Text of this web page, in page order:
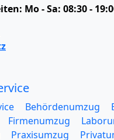
Mo - Sa: 08:30 -
Behördenumzug
Firmenumzug
Praxisumzug